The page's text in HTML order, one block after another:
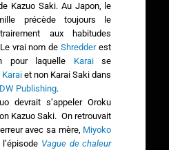
Kazuo Saki. Au Japon, le
précède toujours le
aux habitudes
vrai nom deShredderest
pour laquelle Karaise
Karaiet non Karai Saki dans
Publishing.
devrait s’appeler Oroku
Kazuo Saki. On retrouvait
avec sa mère, Miyoko
Vague de chaleur